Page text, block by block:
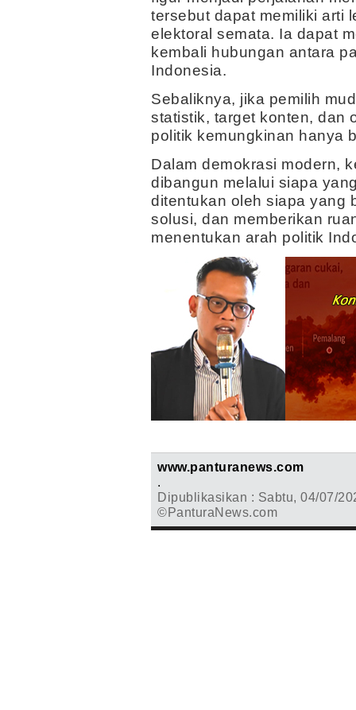
tersebut dapat memiliki arti
elektoral semata. Ia dapat
kembali hubungan antara
Indonesia.
Sebaliknya, jika pemilih
statistik, target konten, dan
politik kemungkinan hanya
Dalam demokrasi modern,
dibangun melalui siapa
ditentukan oleh siapa yang
solusi, dan memberikan
menentukan arah politik
www.panturanews.com
.
Dipublikasikan : Sabtu, 04/07/
©PanturaNews.com